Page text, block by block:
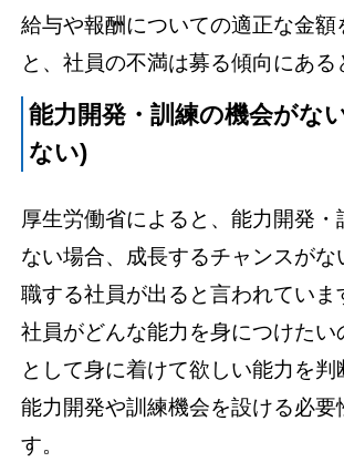
給与や報酬についての適正な金額
と、社員の不満は募る傾向にある
能力開発・訓練の機会がな
ない)
厚生労働省によると、能力開発・
ない場合、成長するチャンスがな
職する社員が出ると言われていま
社員がどんな能力を身につけたい
として身に着けて欲しい能力を判
能力開発や訓練機会を設ける必要
す。